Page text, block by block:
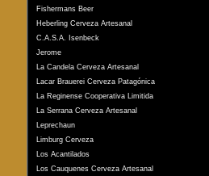
Fishermans Beer
Heberling Cerveza Artesanal
C.A.S.A. Isenbeck
Jerome
La Candela Cerveza Artesanal
Lacar Brauerei Cerveza Patagónica
La Reginense Cooperativa Limitida
La Serrana Cerveza Artesanal
Leprechaun
Limburg Cerveza
Los Acantilados
Los Cauquenes Cerveza Artesanal